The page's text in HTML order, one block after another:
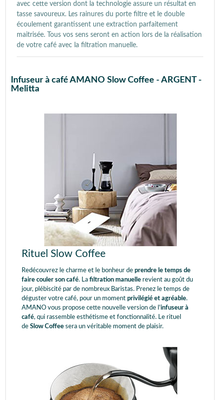
avec cette version dont la technologie assure un résultat en
tasse savoureux. Les rainures du porte filtre et le double
écoulement garantissent une extraction parfaitement
maitrisée. Tous vos sens seront en action lors de la réalisation
de votre café avec la filtration manuelle.
Infuseur à café AMANO Slow Coffee - ARGENT -
Melitta
Rituel Slow Coffee
Redécouvrez le charme et le bonheur de prendre le temps de
faire couler son café. La filtration manuelle revient au goût du
jour, plébiscité par de nombreux Baristas. Prenez le temps de
déguster votre café, pour un moment privilégié et agréable.
AMANO vous propose cette nouvelle version de l'infuseur à
café, qui rassemble esthétisme et fonctionnalité. Le rituel
de Slow Coffee sera un véritable moment de plaisir.